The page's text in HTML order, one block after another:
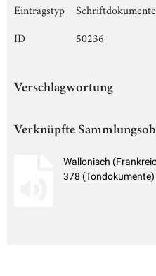
Eintragstyp
Schriftdokumente
ID
50236
Verschlagwortung
Verknüpfte
Wallonisch
378 (Tondokumente)